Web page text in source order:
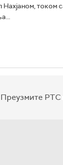
током
Преузмите РТС